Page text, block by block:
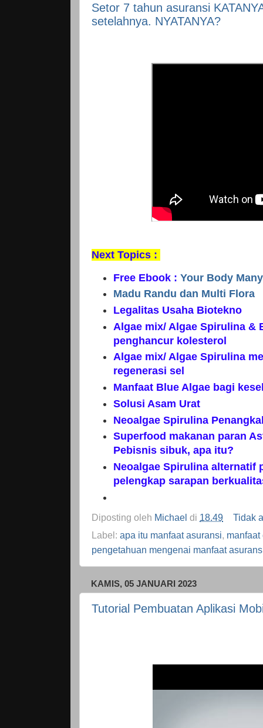
Setor 7 tahun asuransi
setelahnya. NYATANYA?
Next Topics :
Free Ebook :Your Body
Madu Randu dan Multi Flora
Legalitas Usaha Biotekno
Algae mix/ Algae Spirulina &
penghancur kolesterol
Algae mix/ Algae Spirulina
regenerasi sel
Manfaat Blue Algae bagi
Solusi Asam Urat
Neoalgae Spirulina
Superfood makanan paran
Pebisnis sibuk, apa itu?
Neoalgae Spirulina alternatif
pelengkap sarapan
Diposting oleh Michael di 18.49
Tidak
Label: apa itu manfaat asuransi,
pengetahuan mengenai manfaat
KAMIS, 05 JANUARI 2023
Tutorial Pembuatan Aplikasi